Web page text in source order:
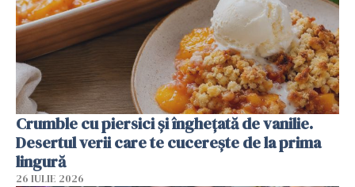
Crumble cu piersici și înghețată de vanilie.
Desertul verii care te cucerește de la prima
lingură
26 IULIE 2026